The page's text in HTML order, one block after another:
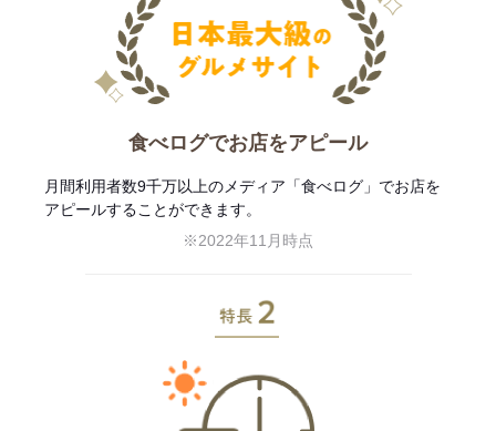
食べログでお店をアピール
月間利用者数9千万以上のメディア「食べログ」でお店を
アピールすることができます。
※2022年11月時点